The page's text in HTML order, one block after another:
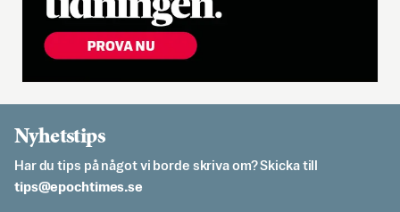
Nyhetstips
Har du tips på något vi borde skriva om? Skicka till
es.semithcope@spit